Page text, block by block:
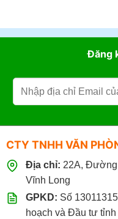
Đăng
CTY TNHH VĂN
Địa chỉ: 22A, Đường
Vĩnh Long
GPKD: Số
hoạch và Đầu tư tỉnh